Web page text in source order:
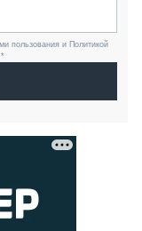
пользования и Политикой
*